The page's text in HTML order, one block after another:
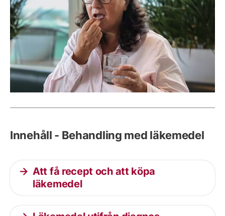
Innehåll - Behandling med läkemedel
Att få recept och att köpa
läkemedel